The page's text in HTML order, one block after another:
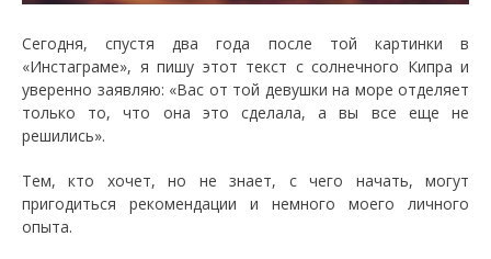
Сегодня, спустя два года после той картинки в
«Инстаграме», я пишу этот текст с солнечного Кипра и
уверенно заявляю: «Вас от той девушки на море отделяет
только то, что она это сделала, а вы все еще не
решились».
Тем, кто хочет, но не знает, с чего начать, могут
пригодиться рекомендации и немного моего личного
опыта.